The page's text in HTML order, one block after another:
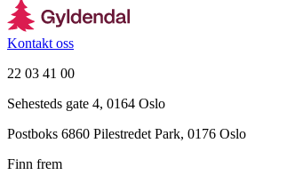
Kontakt oss
22 03 41 00
Sehesteds gate 4, 0164 Oslo
Postboks 6860 Pilestredet Park, 0176 Oslo
Finn frem